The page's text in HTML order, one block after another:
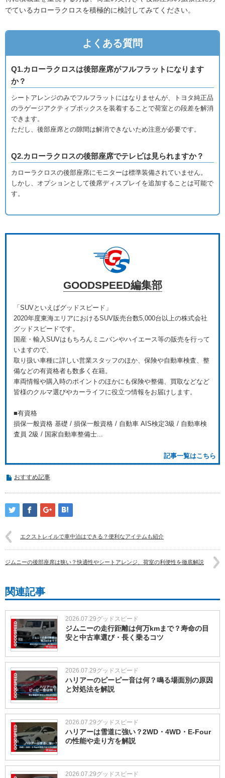
でているカローラクロスを積極的に検討してみてください。
よくある質問
Q1.カローラクロスは後部座席がフルフラットになります
か？
シートアレンジのみでフルフラットにはなりませんが、トヨタ純正品
のラゲージアクティブボックスを装着することで荷室との段差を解消
できます。
ただし、後部座席との隙間は解消できないため注意が必要です。
Q2.カローラクロスの後部座席でテレビは見られますか？
カローラクロスの後部座席にモニターは標準装備されていません。
しかし、オプションとして後席ディスプレイを追加することは可能で
す。
GOODSPEED編集部
「SUVといえばグッドスピード」
2020年度東海エリアにおけるSUV販売台数5,000台以上の株式会社
グッドスピードです。
国産・輸入SUVはもちろんミニバンやハイエース等の販売を行って
いますので、
取り扱い車種に詳しい営業スタッフのほか、保険や自動車検査、整
備などの有資格者も数多く在籍。
車両情報や購入時のポイントのほかにも保険や整備、買取などなど
皆様のクルマ選びやカーライフに役立つ情報をお届けします。
■有資格
損保一般資格 基礎 / 損保一般資格 / 自動車 AIS検定3級 / 自動車検
査員 2級 / 国家自動車整備士...
記事一覧はこちら
おすすめ記事
エクストレイルで車中泊はできる？便利なアイテムも紹介
ジムニーの後部座席は狭い？快適性やシートアレンジ、荷室の利便性を徹底解説
関連記事
2026.07.29グッドスピード
ジムニーの走行距離は何万kmまで？寿命の目
安と中古車選び・長く乗るコツ
2026.07.29グッドスピード
ハリアーのピーピー音は何？鳴る場面別の原因
と対処法を解説
2026.07.29グッドスピード
ハリアーは雪道に強い？2WD・4WD・E-Four
の性能や走り方を解説
2026.07.29グッドスピード